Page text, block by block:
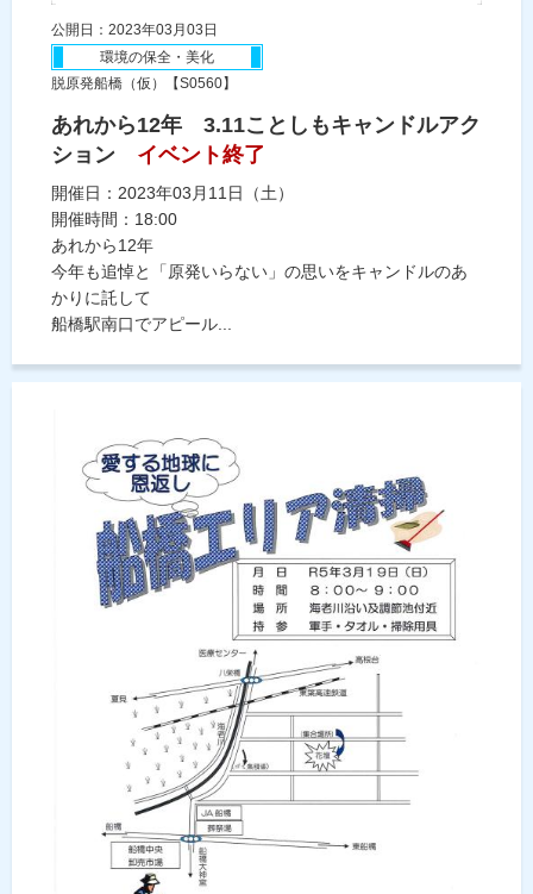
公開日：2023年03月03日
環境の保全・美化
脱原発船橋（仮）【S0560】
あれから12年 3.11ことしもキャンドルアク
ション
イベント終了
開催日：2023年03月11日（土）
開催時間：18:00
あれから12年
今年も追悼と「原発いらない」の思いをキャンドルのあ
かりに託して
船橋駅南口でアピール...